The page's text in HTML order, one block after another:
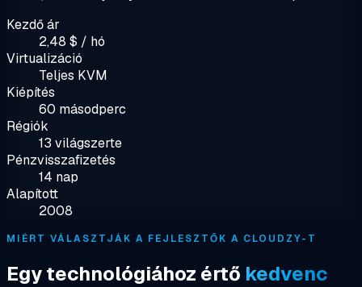
Kezdő ár
2,48 $ / hó
Virtualizáció
Teljes KVM
Kiépítés
60 másodperc
Régiók
13 világszerte
Pénzvisszafizetés
14 nap
Alapított
2008
MIÉRT VÁLASZTJÁK A FEJLESZTŐK A CLOUDZY-T
Egy technológiához értő kedvenc